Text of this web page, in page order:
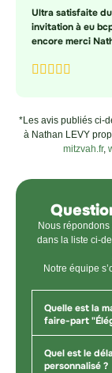
Ultra satisfaite
invitation à eu
encore merci
*Les avis publiés ci-
à Nathan LEVY
mitzvah.fr,
Nous
dans la liste ci-
Notre équipe
Quelle est la
faire-part
Quel est le
personnalisé ?